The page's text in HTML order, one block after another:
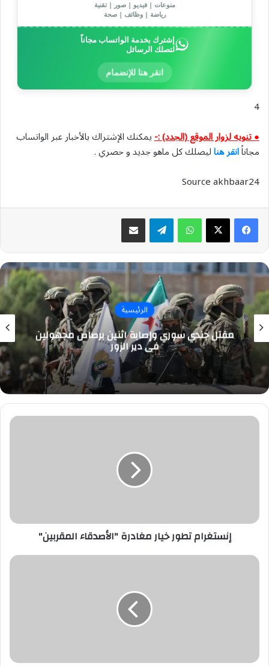
منوعات | فيديو | صور | تقنية
رياضة | وظائف | صحة
إشترك بخدمة الواتساب مجاناً
لتصلك الرسائل
انقر هنا للإنضمام
4
● تنويه لزوار الموقع (الجدد) :-يمكنك الإشتراك بالأخبار عبر الواتساب
مجاناًانقر هناليصلك كل ماهو جديد و حصري .
Source akhbaar24
واتسابتيلقرام مشاركة عبر البريد
الرئيسية
مقتل جندي سوري وإصابة اثنين برصاص مجهولين
في دير الزور
إنستغرام
إنستغرام تطور خيار مغادرة "الأصدقاء المقربين"
الذهب